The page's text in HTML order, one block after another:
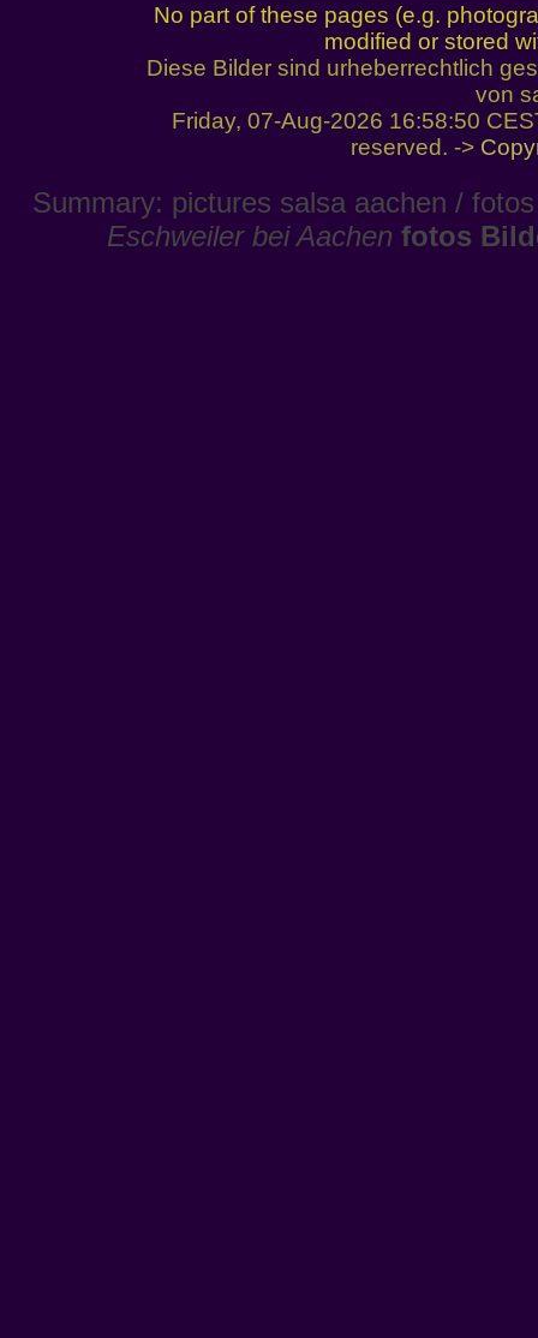
No part of these pages (e.g.
modified or stored
Diese Bilder sind urheberrechtlich
von
Friday, 07-Aug-2026 16:58:50
reserved. ->
Summary: pictures salsa aachen /
Eschweiler bei Aachen fotos